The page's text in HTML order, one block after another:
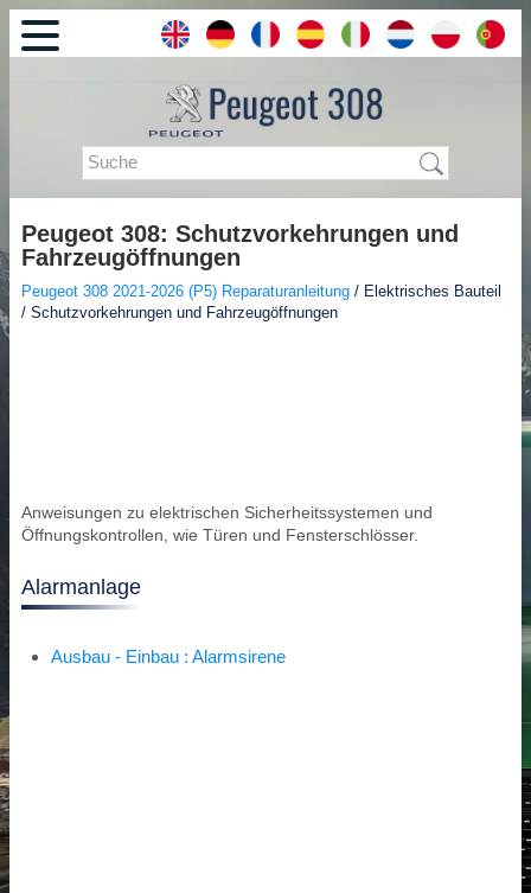
Peugeot 308: Schutzvorkehrungen und
Fahrzeugöffnungen
Peugeot 308 2021-2026 (P5) Reparaturanleitung / Elektrisches Bauteil
/ Schutzvorkehrungen und Fahrzeugöffnungen
Anweisungen zu elektrischen Sicherheitssystemen und
Öffnungskontrollen, wie Türen und Fensterschlösser.
Alarmanlage
Ausbau - Einbau : Alarmsirene